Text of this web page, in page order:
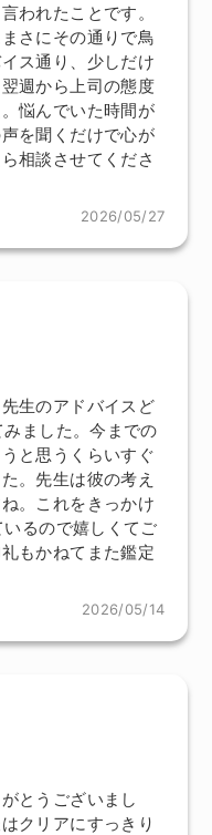
われたことです。
さにその通りで鳥
ス通り、少しだけ
週から上司の態度
悩んでいた時間が
を聞くだけで心が
相談させてくださ
2026/05/27
生のアドバイスど
ました。今までの
と思うくらいすぐ
。先生は彼の考え
。これをきっかけ
るので嬉しくてご
もかねてまた鑑定
2026/05/14
とうございまし
クリアにすっきり